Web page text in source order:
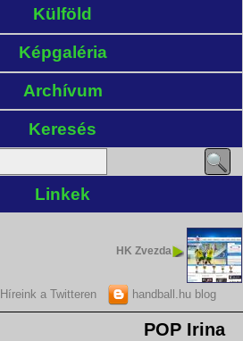
Külföld
Képgaléria
Archívum
Keresés
Linkek
HK Zvezda
Híreink a Twitteren handball.hu blog
POP Irina